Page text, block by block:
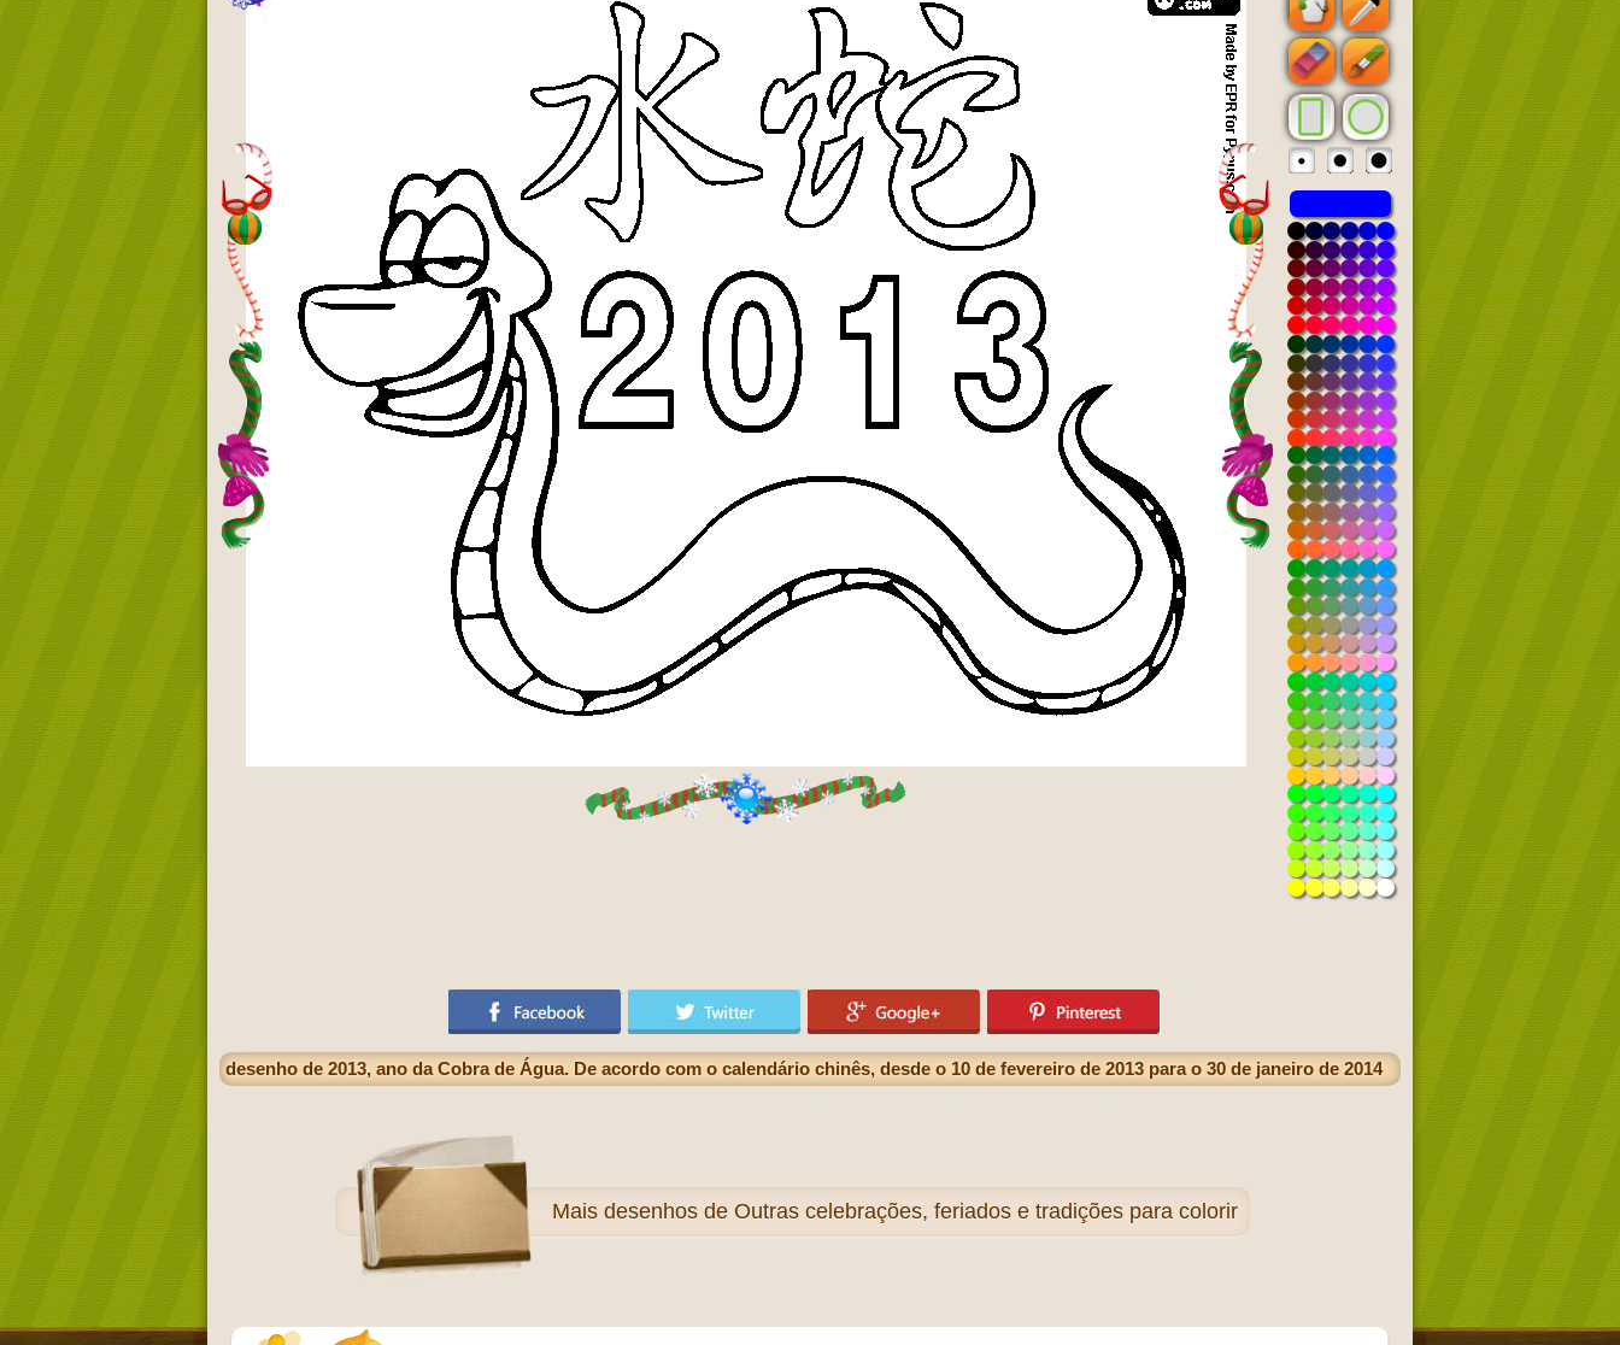
desenho de 2013, ano da Cobra de Água. De acordo com o calendário chinês, desde o 10 de fevereiro de 2013 para o 30 de janeiro de 2014
Mais desenhos de Outras celebrações, feriados e tradições para colorir